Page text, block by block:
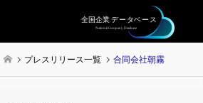
プレスリリース一覧 合同会社朝霧